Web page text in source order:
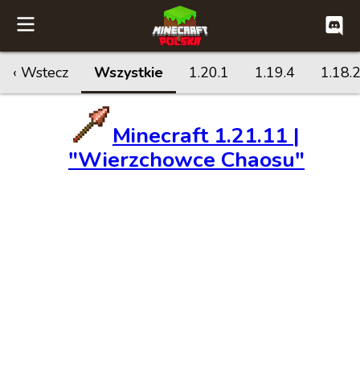
‹ Wstecz Wszystkie 1.20.1 1.19.4 1.18.2
Minecraft 1.21.11 |
"Wierzchowce Chaosu"